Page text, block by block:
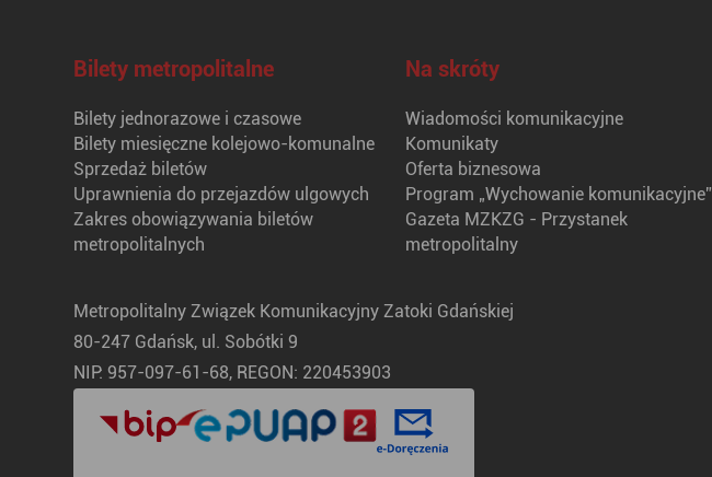
Bilety metropolitalne
Bilety jednorazowe i czasowe
Bilety miesięczne kolejowo-komunalne
Sprzedaż biletów
Uprawnienia do przejazdów ulgowych
Zakres obowiązywania biletów
metropolitalnych
Na skróty
Wiadomości komunikacyjne
Komunikaty
Oferta biznesowa
Program „Wychowanie komunikacyjne”
Gazeta MZKZG - Przystanek
metropolitalny
Metropolitalny Związek Komunikacyjny Zatoki Gdańskiej
80-247 Gdańsk, ul. Sobótki 9
NIP: 957-097-61-68, REGON: 220453903